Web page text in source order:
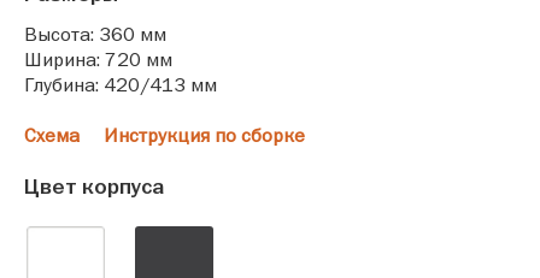
Высота: 360 мм
Ширина: 720 мм
Глубина: 420/413 мм
Схема Инструкция по сборке
Цвет корпуса